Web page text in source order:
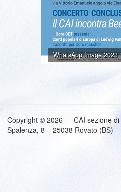
WhatsApp Image 2023
Copyright © 2026 — CAI sezione di
Spalenza, 8 – 25038 Rovato (BS)